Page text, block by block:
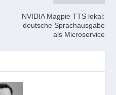
NVIDIA Magpie TTS lokal:
deutsche Sprachausgabe
als Microservice